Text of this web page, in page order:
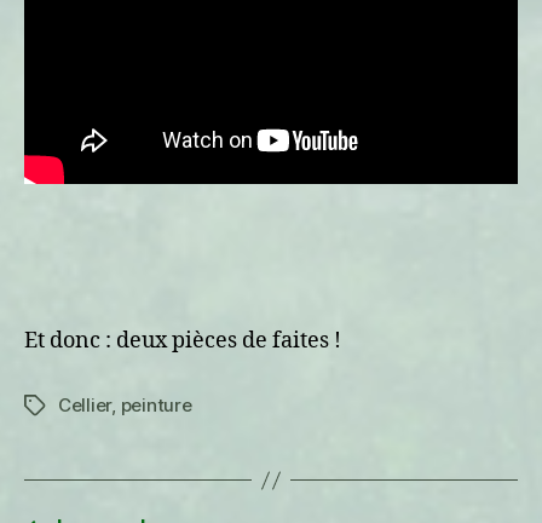
Et donc : deux pièces de faites !
Étiquettes
Cellier, peinture